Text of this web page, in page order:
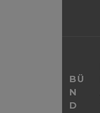
BÜ
N
D